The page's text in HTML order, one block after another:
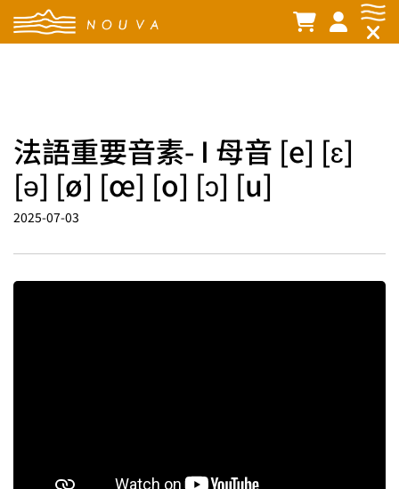
法語重要音素- I 母音 [e] [ɛ]
[ə] [ø] [œ] [o] [ɔ] [u]
2025-07-03